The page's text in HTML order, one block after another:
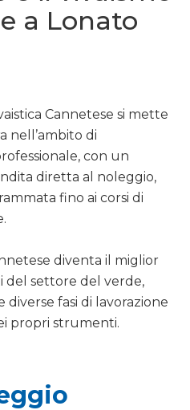
a Lonato
Cannetese si mette
nell’ambito di
con un
diretta al noleggio,
fino ai corsi di
diventa il miglior
del settore del verde,
fasi di lavorazione
propri strumenti.